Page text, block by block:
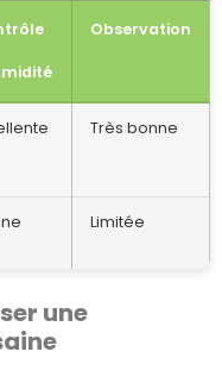
Observation
Très bonne
Limitée
une